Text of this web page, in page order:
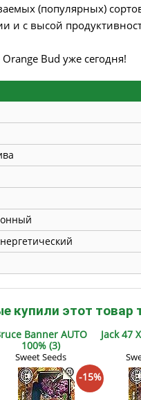
(популярных)
и с высой
Bud уже сегодня!
купили этот
Banner AUTO
100% (3)
Sweet Seeds
-15%
Jack 47